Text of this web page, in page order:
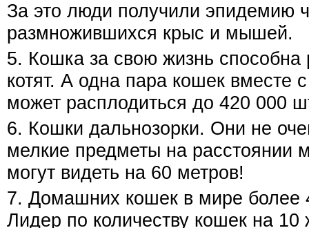
За это люди получили эпидемию
размножившихся крыс и мышей.
5. Кошка за свою жизнь способна
котят. А одна пара кошек вместе
может расплодиться до 420 000
6. Кошки дальнозорки. Они не
мелкие предметы на расстоянии
могут видеть на 60 метров!
7. Домашних кошек в мире более
Лидер по количеству кошек на